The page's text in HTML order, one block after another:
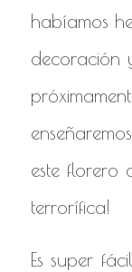
habíamos
decoración
este florero
terrorífica!
Es super